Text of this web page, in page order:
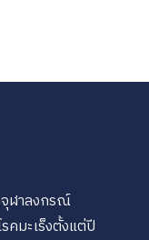
จุฬาลงกรณ์
คมะเร็งตั้งแต่ปี